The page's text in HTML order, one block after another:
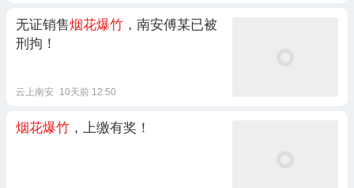
无证销售烟花爆竹 ，南安傅某已被
刑拘！
云上南安 10天前 12:50
烟花爆竹 ，上缴有奖！